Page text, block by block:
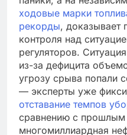
ходовые марки
рекорды, доказывает
контроля над
регуляторов.
из-за дефицита
угрозу срыва попали
— эксперты уже
отставание темпов
сравнению с прошлым
многомиллиардная